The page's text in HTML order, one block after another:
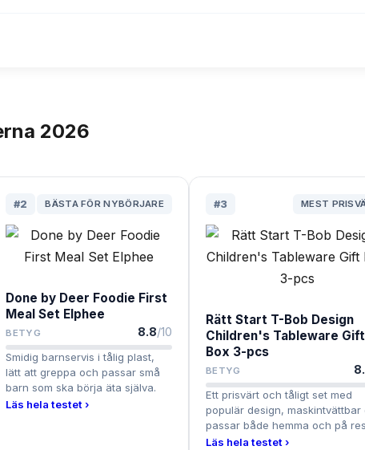
2026
#2 BÄSTA FÖR NYBÖRJARE
Done by Deer Foodie First
Meal Set Elphee
BETYG 8.8/10
Smidig barnservis i tålig plast,
lätt att greppa och passar små
barn som ska börja äta själva.
Läs hela testet ›
#3 MEST
Rätt Start T-Bob Design
Children's Tableware Gift
Box 3-pcs
BETYG
Ett prisvärt och tåligt set med
populär design, maskintvättbar
passar både hemma och på
Läs hela testet ›